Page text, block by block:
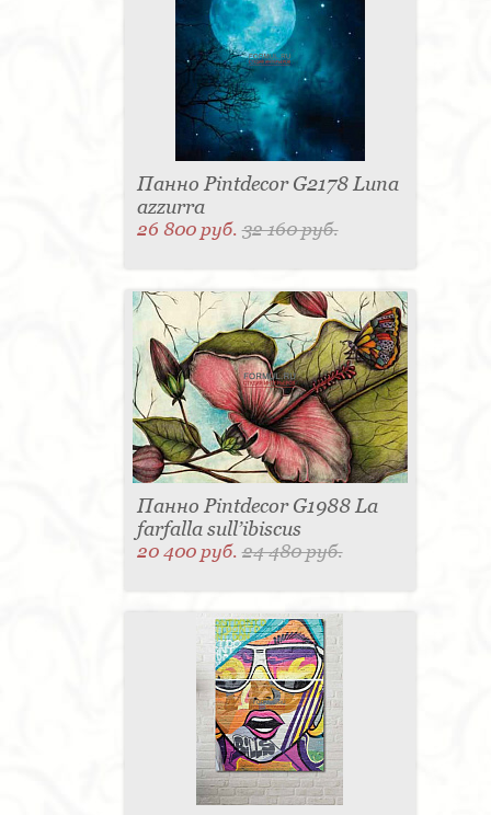
Панно Pintdecor G2178 Luna
azzurra
26 800 руб.32 160 руб.
Панно Pintdecor G1988 La
farfalla sull’ibiscus
20 400 руб.24 480 руб.